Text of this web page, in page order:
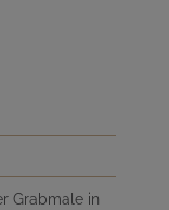
Grabmale in